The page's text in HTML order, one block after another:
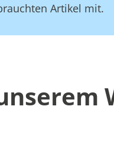
Artikel mit.